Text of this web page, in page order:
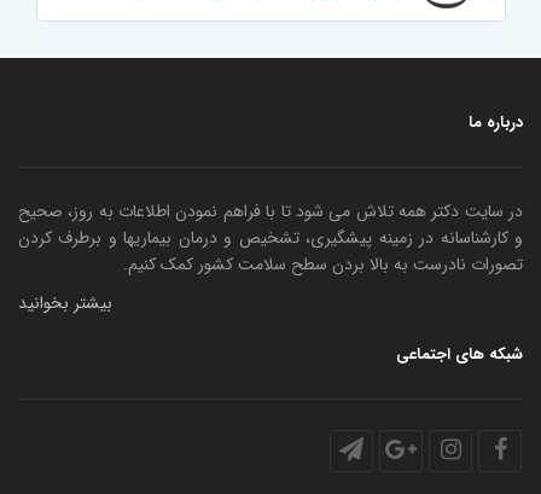
درباره ما
در سایت دکتر همه تلاش می شود تا با فراهم نمودن اطلاعات به روز، صحیح
و کارشناسانه در زمینه پیشگیری، تشخیص و درمان بیماریها و برطرف کردن
تصورات نادرست به بالا بردن سطح سلامت کشور کمک کنیم.
بیشتر بخوانید
شبکه های اجتماعی